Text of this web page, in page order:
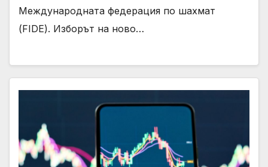
Международната федерация по шахмат
(FIDE). Изборът на ново…